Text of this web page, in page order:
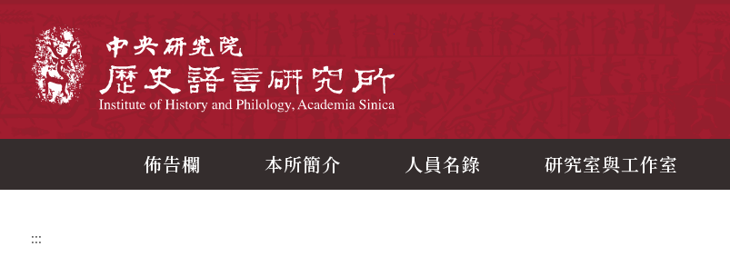
佈告欄 本所簡介 人員名錄 研究室與工作室
:::